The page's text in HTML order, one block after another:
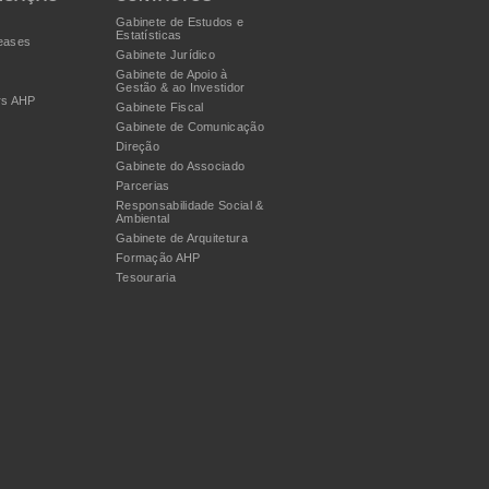
AHP
Gabinete de Estudos e
Estatísticas
Gabinete Jurídico
Gabinete de Apoio à
Gestão & ao Investidor
Gabinete Fiscal
Gabinete de Comunicação
Direção
Gabinete do Associado
Parcerias
Responsabilidade Social &
Ambiental
Gabinete de Arquitetura
Formação AHP
Tesouraria